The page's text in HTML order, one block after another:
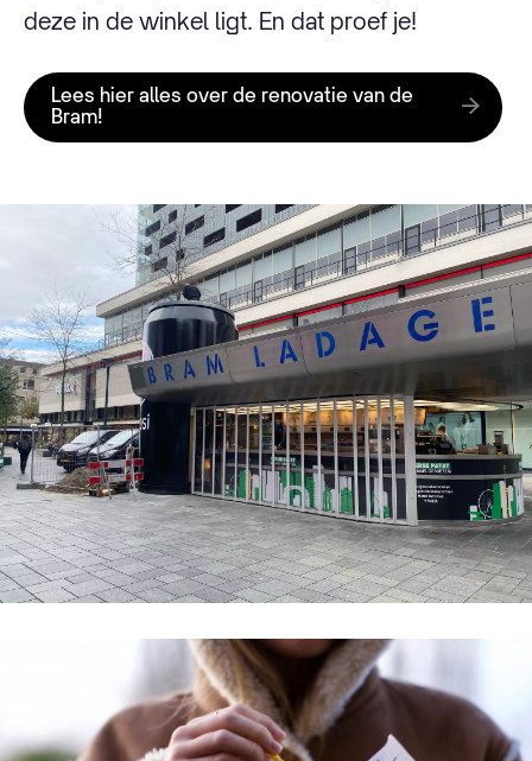
deze in de winkel ligt. En dat proef je!
Lees hier alles over de renovatie van de
Bram!